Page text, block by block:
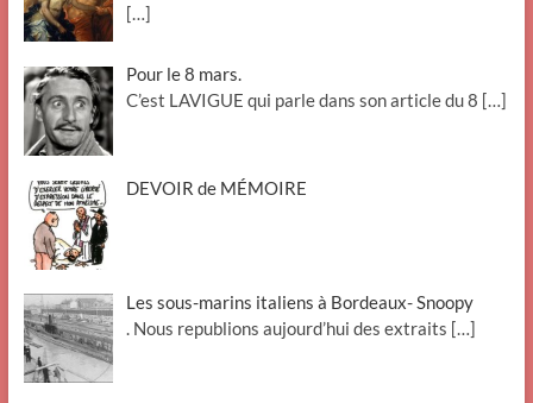
[…]
Pour le 8 mars.
C’est LAVIGUE qui parle dans son article du 8 […]
DEVOIR de MÉMOIRE
Les sous-marins italiens à Bordeaux- Snoopy
. Nous republions aujourd’hui des extraits […]